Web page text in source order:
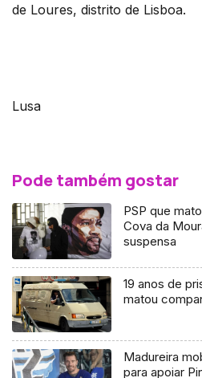
de Loures, distrito de Lisboa.
Lusa
Pode também gostar
PSP que
Cova da
suspensa
19 anos de
matou
Madureira
para apoiar